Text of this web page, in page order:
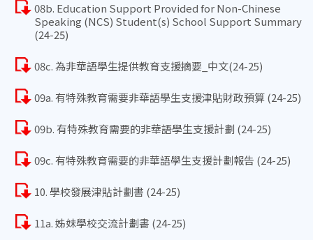
08b. Education Support Provided for Non-Chinese
Speaking (NCS) Student(s) School Support Summary
(24-25)
08c. 為非華語學生提供教育支援摘要_中文(24-25)
09a. 有特殊教育需要非華語學生支援津貼財政預算 (24-25)
09b. 有特殊教育需要的非華語學生支援計劃 (24-25)
09c. 有特殊教育需要的非華語學生支援計劃報告 (24-25)
10. 學校發展津貼計劃書 (24-25)
11a. 姊妹學校交流計劃書 (24-25)